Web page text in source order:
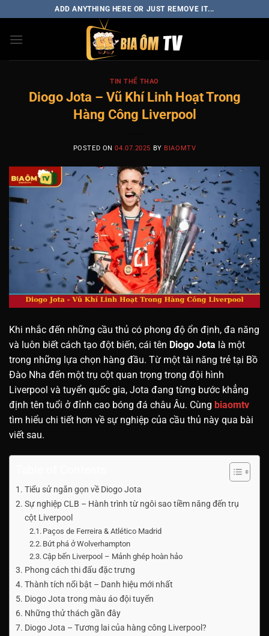
to
content
ADD ANYTHING HERE OR JUST REMOVE IT...
TIN THỂ THAO
Diogo Jota – Vũ Khí Linh Hoạt Trong
Hàng Công Liverpool
POSTED ON04.07.2025 BY BIAOMTV
Khi nhắc đến những cầu thủ có phong độ ổn định, đa năng
và luôn biết cách tạo đột biến, cái tên Diogo Jota là một
trong những lựa chọn hàng đầu. Từ một tài năng trẻ tại Bồ
Đào Nha đến một trụ cột quan trọng trong đội hình
Liverpool và tuyển quốc gia, Jota đang từng bước khẳng
định tên tuổi ở đỉnh cao bóng đá châu Âu. Cùng biaomtv
tìm hiểu chi tiết hơn về sự nghiệp của cầu thủ này qua bài
viết sau.
Tiểu sử ngắn gọn về Diogo Jota
Sự nghiệp CLB – Hành trình từ ngôi sao tiềm năng đến trụ
cột Liverpool
Paços de Ferreira & Atlético Madrid
Bứt phá ở Wolverhampton
Cập bến Liverpool – Mảnh ghép hoàn hảo
Phong cách thi đấu đặc trưng
Thành tích nổi bật – Danh hiệu mới nhất
Diogo Jota trong màu áo đội tuyển
Những thử thách gần đây
Diogo Jota – Tương lai của hàng công Liverpool?